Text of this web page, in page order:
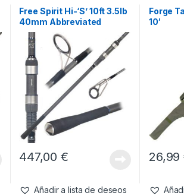
Free Spirit Hi-‘S’ 10ft 3.5lb
40mm Abbreviated
447,00 €
Añadir a lista de deseos
Forge
10′
26,99